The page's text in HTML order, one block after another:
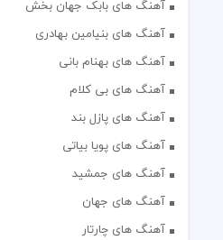
آهنگ های بابک جهان بخش
آهنگ های بنیامین بهادری
آهنگ های بهنام بانی
آهنگ های بی کلام
آهنگ های پازل بند
آهنگ های پویا بیاتی
آهنگ های جمشید
آهنگ های جهان
آهنگ های چارتار